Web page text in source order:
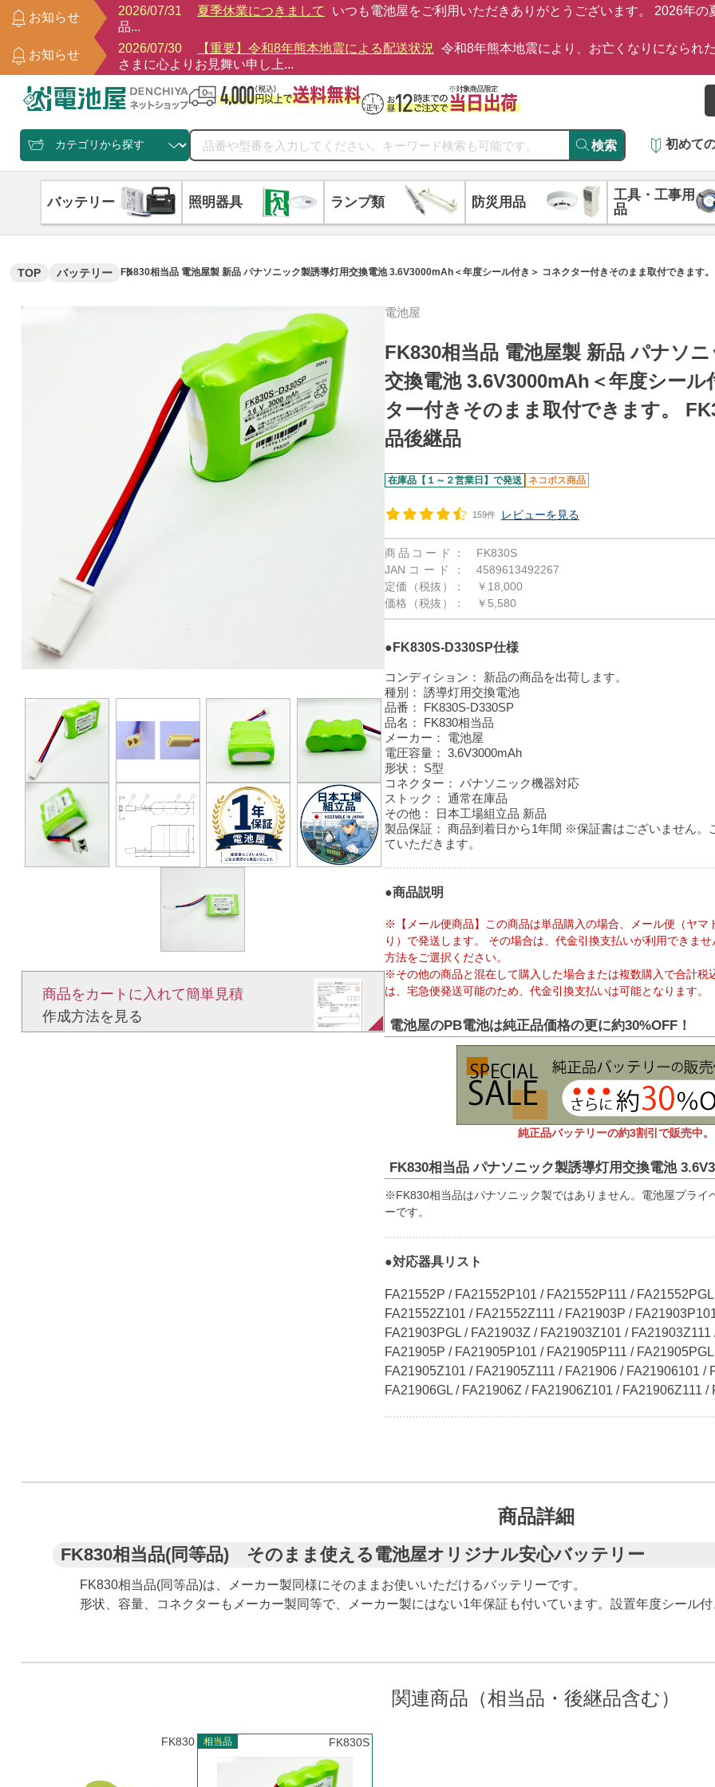
お知らせ
2026/07/31 夏季休業につきまして
いつも電池屋をご利用いただきありがとうございます。 2026年
品...
お知らせ
2026/07/30 【重要】令和8年熊本地震による配送状況 令和8年熊本地震により、お亡くなりになられ
さまに心よりお見舞い申し上...
検索 初めて
バッテリー 照明器具 ランプ類 防災用品
工具・工事用
品
TOP バッテリー FK830相当品 電池屋製 新品 パナソニック製誘導灯用交換電池 3.6V3000mAh＜年度シール付き＞ コネクター付きそのまま取付できます
商品をカートに入れて簡単見積​
作成方法を見る​​
電池屋
FK830相当品 電池屋製 新品 パナソ
交換電池 3.6V3000mAh＜年度シール
ター付きそのまま取付できます。
品後継品
在庫品【１～２営業日】で発送 ネコポス商品
159件 レビューを見る
商品コード：
FK830S
JANコード：
4589613492267
定価（税抜）：
￥18,000
価格（税抜）：
￥5,580
●FK830S-D330SP仕様
コンディション：
新品の商品を出荷します。
種別： 誘導灯用交換電池
品番：
FK830S-D330SP
品名：
FK830相当品
メーカー：
電池屋
電圧容量： 3.6V3000mAh
形状：
S型
コネクター： パナソニック機器対応
ストック： 通常在庫品
その他：
日本工場組立品 新品
製品保証： 商品到着日から1年間 ※保証書はございません。
ていただきます。
●商品説明
※【メール便商品】この商品は単品購入の場合、メール便（ヤマ
り）で発送します。 その場合は、代金引換支払いが利用できま
方法をご選択ください。
※その他の商品と混在して購入した場合または複数購入で合計税
は、宅急便発送可能のため、代金引換支払いは可能となります。
電池屋のPB電池は純正品価格の更に約30%OFF！
純正品バッテリーの約3割引で販売中。
FK830相当品 パナソニック製誘導灯用交換電池
※FK830相当品はパナソニック製ではありません。電池屋プライ
ーです。
●対応器具リスト
FA21552P / FA21552P101 / FA21552P111 /
FA21552Z101 / FA21552Z111 / FA21903P /
FA21903PGL / FA21903Z / FA21903Z101 / FA21903Z111
FA21905P / FA21905P101 / FA21905P111 /
FA21905Z101 / FA21905Z111 / FA21906 / FA21906101 /
FA21906GL / FA21906Z / FA21906Z101 / FA21906Z111 /
商品詳細
FK830相当品(同等品) そのまま使える電池屋オリジナル安心バッテリー
FK830相当品(同等品)は、メーカー製同様にそのままお使いいただけるバッテリーです。
形状、容量、コネクターもメーカー製同等で、メーカー製にはない1年保証も付いています。設置年度シール
関連商品（相当品・後継品含む）
FK830 相当品 FK830S